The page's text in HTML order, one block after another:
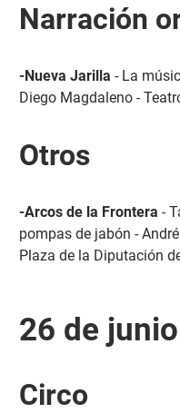
Narración
-Nueva Jarilla - La
Diego Magdaleno -
Otros
-Arcos de la Frontera -
pompas de jabón -
Plaza de la Diputación
26 de junio
Circo